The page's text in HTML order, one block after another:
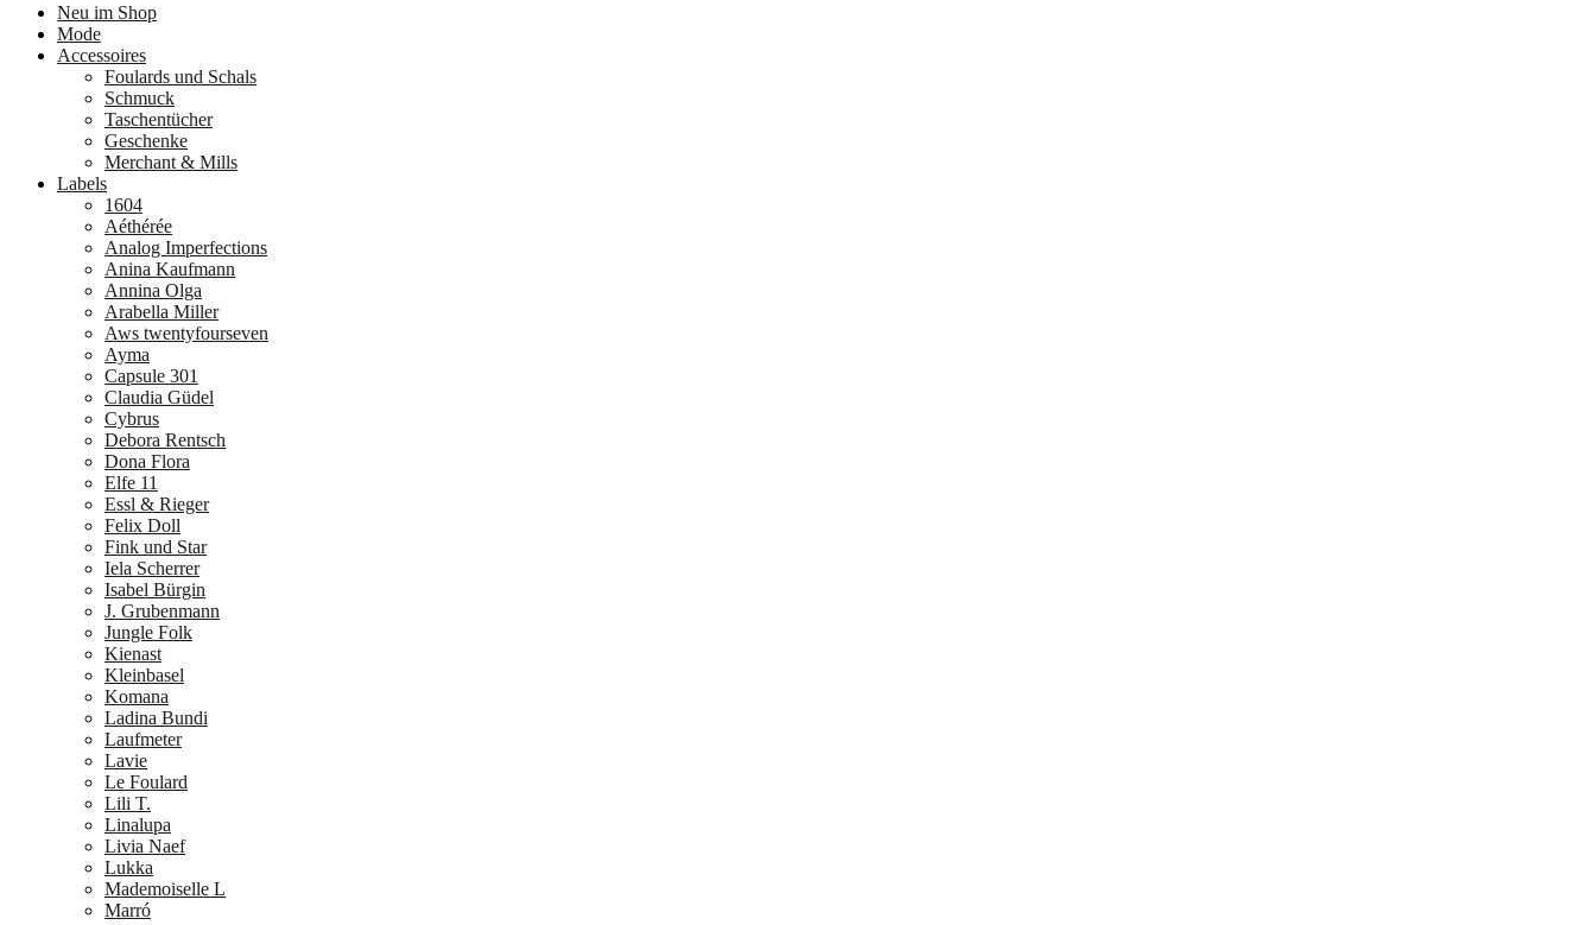
Neu im Shop
Mode
Accessoires
Foulards und Schals
Schmuck
Taschentücher
Geschenke
Merchant & Mills
Labels
1604
Aéthérée
Analog Imperfections
Anina Kaufmann
Annina Olga
Arabella Miller
Aws twentyfourseven
Ayma
Capsule 301
Claudia Güdel
Cybrus
Debora Rentsch
Dona Flora
Elfe 11
Essl & Rieger
Felix Doll
Fink und Star
Iela Scherrer
Isabel Bürgin
J. Grubenmann
Jungle Folk
Kienast
Kleinbasel
Komana
Ladina Bundi
Laufmeter
Lavie
Le Foulard
Lili T.
Linalupa
Livia Naef
Lukka
Mademoiselle L
Marró